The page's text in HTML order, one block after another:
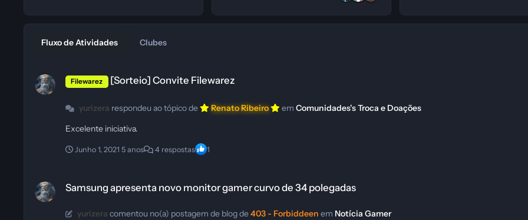
Fluxo de Atividades Clubes
Filewarez [Sorteio] Convite Filewarez
yurizera respondeu ao tópico de Renato Ribeiro em Comunidades's Troca e Doações
Excelente iniciativa.
Junho 1, 2021 5 anos 4 respostas 1
Samsung apresenta novo monitor gamer curvo de 34 polegadas
yurizera comentou no(a) postagem de blog de403 - Forbiddeen em Notícia Gamer